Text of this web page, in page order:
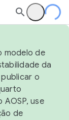
modelo de
da
o
use
de